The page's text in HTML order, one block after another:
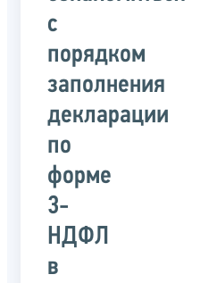
с
порядком
заполнения
декларации
по
форме
3-
НДФЛ
в